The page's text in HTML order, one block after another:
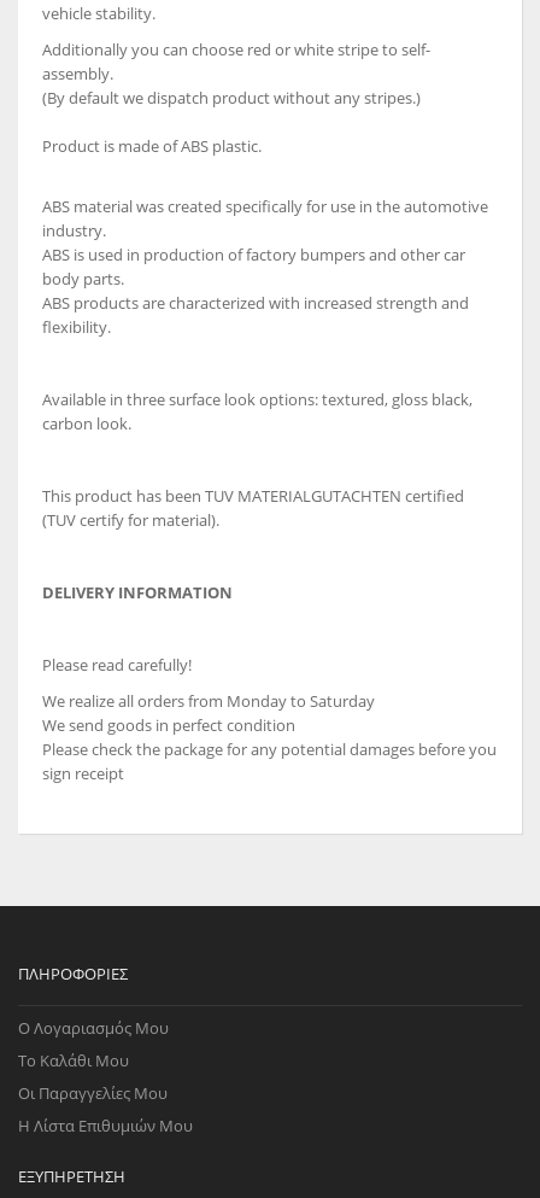
vehicle stability.
Additionally you can choose red or white stripe to self-
assembly.
(By default we dispatch product without any stripes.)
Product is made of ABS plastic.
ABS material was created specifically for use in the automotive
industry.
ABS is used in production of factory bumpers and other car
body parts.
ABS products are characterized with increased strength and
flexibility.
Available in three surface look options: textured, gloss black,
carbon look.
This product has been TUV MATERIALGUTACHTEN certified
(TUV certify for material).
DELIVERY INFORMATION
Please read carefully!
We realize all orders from Monday to Saturday
We send goods in perfect condition
Please check the package for any potential damages before you
sign receipt
ΠΛΗΡΟΦΟΡΊΕΣ
Ο Λογαριασμός Μου
Το Καλάθι Μου
Οι Παραγγελίες Μου
Η Λίστα Επιθυμιών Μου
ΕΞΥΠΗΡΈΤΗΣΗ